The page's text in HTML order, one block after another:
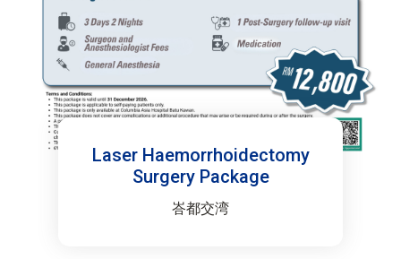
Laser Haemorrhoidectomy
Surgery Package
峇都交湾